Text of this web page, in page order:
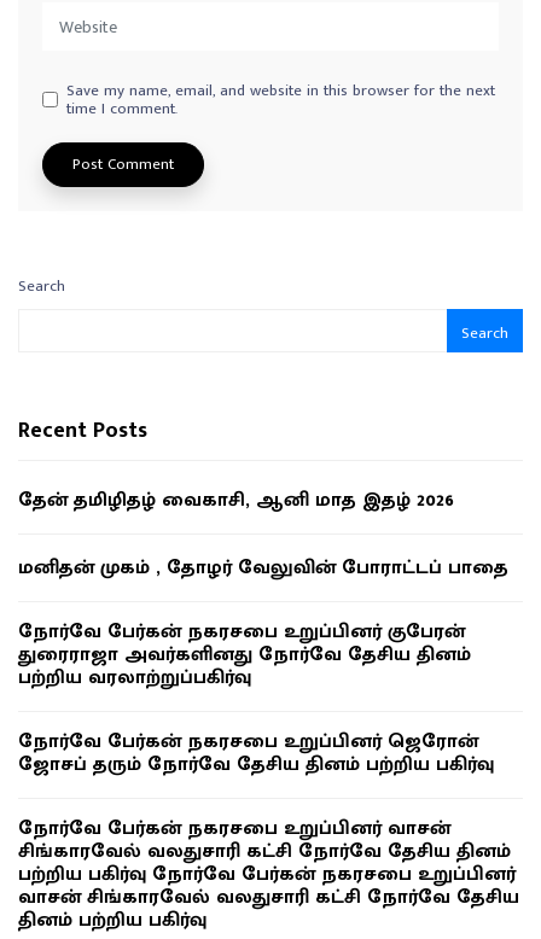
Save my name, email, and website in this browser for the next
time I comment.
Search
Search
Recent Posts
தேன் தமிழிதழ் வைகாசி, ஆனி மாத இதழ் 2026
மனிதன் முகம் , தோழர் வேலுவின் போராட்டப் பாதை
நோர்வே பேர்கன் நகரசபை உறுப்பினர் குபேரன்
துரைராஜா அவர்களினது நோர்வே தேசிய தினம்
பற்றிய வரலாற்றுப்பகிர்வு
நோர்வே பேர்கன் நகரசபை உறுப்பினர் ஜெரோன்
ஜோசப் தரும் நோர்வே தேசிய தினம் பற்றிய பகிர்வு
நோர்வே பேர்கன் நகரசபை உறுப்பினர் வாசன்
சிங்காரவேல் வலதுசாரி கட்சி நோர்வே தேசிய தினம்
பற்றிய பகிர்வு நோர்வே பேர்கன் நகரசபை உறுப்பினர்
வாசன் சிங்காரவேல் வலதுசாரி கட்சி நோர்வே தேசிய
தினம் பற்றிய பகிர்வு